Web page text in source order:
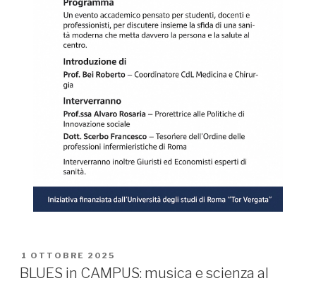
PUBBLICATO
IL
1 OTTOBRE 2025
BLUES in CAMPUS: musica e scienza al